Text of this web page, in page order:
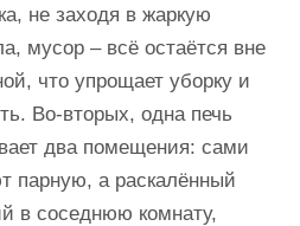
не заходя в жаркую
мусор – всё остаётся вне
что упрощает уборку и
Во-вторых, одна печь
два помещения: сами
парную, а раскалённый
в соседнюю комнату,